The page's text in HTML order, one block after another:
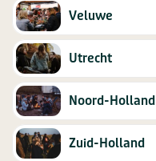
Veluwe
Utrecht
Noord-Holland
Zuid-Holland